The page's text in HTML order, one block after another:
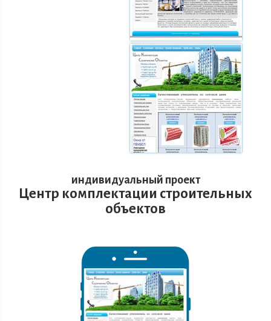
индивидуальный проект
Центр комплектации строительных
объектов